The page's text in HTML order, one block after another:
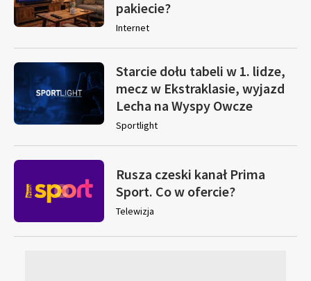
pakiecie?
Internet
Starcie dołu tabeli w 1. lidze,
mecz w Ekstraklasie, wyjazd
Lecha na Wyspy Owcze
Sportlight
Rusza czeski kanał Prima
Sport. Co w ofercie?
Telewizja